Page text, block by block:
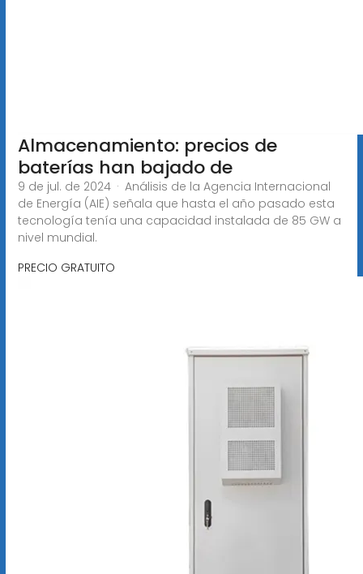
Almacenamiento: precios de
baterías han bajado de
9 de jul. de 2024 · Análisis de la Agencia Internacional
de Energía (AIE) señala que hasta el año pasado esta
tecnología tenía una capacidad instalada de 85 GW a
nivel mundial.
PRECIO GRATUITO